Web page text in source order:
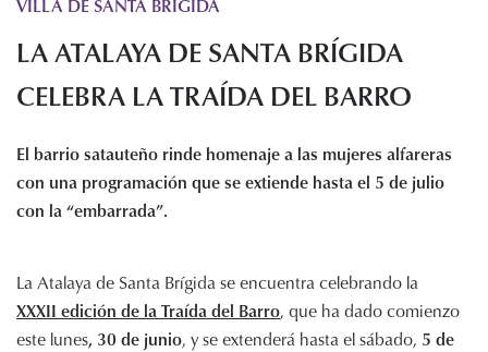
Servicios
Noticias
Enlaces de interés
Documentos
Sede electrónica
Contacto
VILLA DE SANTA BRIGIDA
LA ATALAYA DE SANTA BRÍGIDA
CELEBRA LA TRAÍDA DEL BARRO
El barrio satauteño rinde homenaje a las mujeres alfareras
con una programación que se extiende hasta el 5 de julio
con la “embarrada”.
La Atalaya de Santa Brígida se encuentra celebrando la
XXXII edición de la Traída del Barro, que ha dado comienzo
este lunes, 30 de junio, y se extenderá hasta el sábado, 5 de